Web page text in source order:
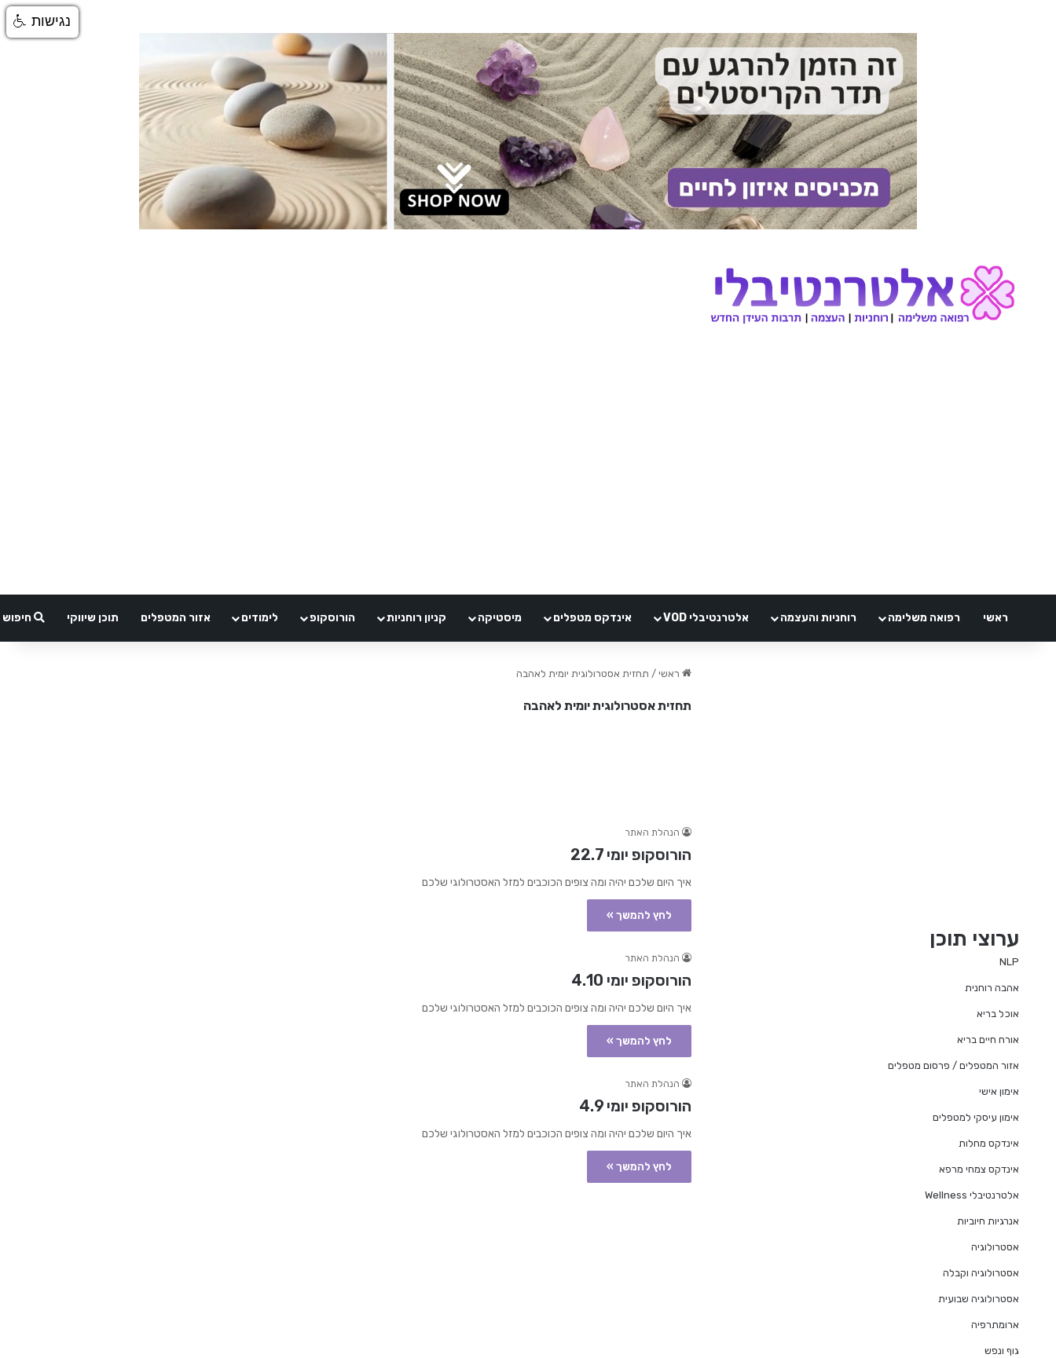
ראשי רפואה משלימה רוחניות והעצמה אלטרנטיבלי VOD אינדקס מטפלים מיסטיקה קניון רוחניות הורוסקופ לימודים אזור המטפלים תוכן שיווקי חיפוש
ראשי / תחזית אסטרולוגית יומית לאהבה
תחזית אסטרולוגית יומית לאהבה
הנהלת האתר
הורוסקופ יומי 22.7
איך היום שלכם יהיה ומה צופים הכוכבים למזל האסטרולוגי שלכם
לחץ להמשך »
הנהלת האתר
הורוסקופ יומי 4.10
איך היום שלכם יהיה ומה צופים הכוכבים למזל האסטרולוגי שלכם
לחץ להמשך »
הנהלת האתר
הורוסקופ יומי 4.9
איך היום שלכם יהיה ומה צופים הכוכבים למזל האסטרולוגי שלכם
לחץ להמשך »
ערוצי תוכן
NLP
אהבה רוחנית
אוכל בריא
אורח חיים בריא
אזור המטפלים / פרסום מטפלים
אימון אישי
אימון עיסקי למטפלים
אינדקס מחלות
אינדקס צמחי מרפא
אלטרנטיבלי Wellness
אנרגיות חיוביות
אסטרולוגיה
אסטרולוגיה וקבלה
אסטרולוגיה שבועית
ארומתרפיה
גוף ונפש
נגישות